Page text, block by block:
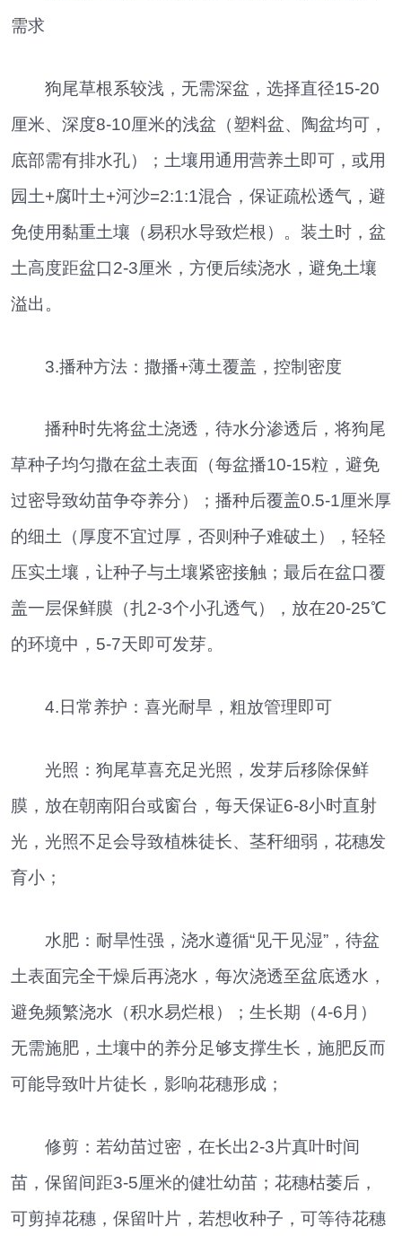
需求
狗尾草根系较浅，无需深盆，选择直径15-20
厘米、深度8-10厘米的浅盆（塑料盆、陶盆均可，
底部需有排水孔）；土壤用通用营养土即可，或用
园土+腐叶土+河沙=2:1:1混合，保证疏松透气，避
免使用黏重土壤（易积水导致烂根）。装土时，盆
土高度距盆口2-3厘米，方便后续浇水，避免土壤
溢出。
3.播种方法：撒播+薄土覆盖，控制密度
播种时先将盆土浇透，待水分渗透后，将狗尾
草种子均匀撒在盆土表面（每盆播10-15粒，避免
过密导致幼苗争夺养分）；播种后覆盖0.5-1厘米厚
的细土（厚度不宜过厚，否则种子难破土），轻轻
压实土壤，让种子与土壤紧密接触；最后在盆口覆
盖一层保鲜膜（扎2-3个小孔透气），放在20-25℃
的环境中，5-7天即可发芽。
4.日常养护：喜光耐旱，粗放管理即可
光照：狗尾草喜充足光照，发芽后移除保鲜
膜，放在朝南阳台或窗台，每天保证6-8小时直射
光，光照不足会导致植株徒长、茎秆细弱，花穗发
育小；
水肥：耐旱性强，浇水遵循“见干见湿”，待盆
土表面完全干燥后再浇水，每次浇透至盆底透水，
避免频繁浇水（积水易烂根）；生长期（4-6月）
无需施肥，土壤中的养分足够支撑生长，施肥反而
可能导致叶片徒长，影响花穗形成；
修剪：若幼苗过密，在长出2-3片真叶时间
苗，保留间距3-5厘米的健壮幼苗；花穗枯萎后，
可剪掉花穗，保留叶片，若想收种子，可等待花穗